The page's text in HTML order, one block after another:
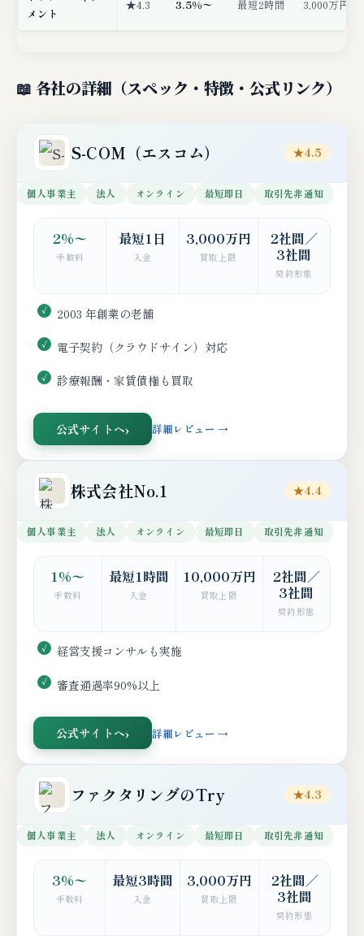
メント
★4.3 3.5%〜 最短2時間 3,000万円
📖 各社の詳細（スペック・特徴・公式リンク）
S-COM（エスコム） ★4.5
個人事業主 法人 オンライン 最短即日 取引先非通知
2%〜
手数料
最短1日
入金
3,000万円
買取上限
2社間／
3社間
契約形態
2003 年創業の老舗
電子契約（クラウドサイン）対応
診療報酬・家賃債権も買取
公式サイトへ 詳細レビュー →
株式会社No.1 ★4.4
個人事業主 法人 オンライン 最短即日 取引先非通知
1%〜
手数料
最短1時間
入金
10,000万円
買取上限
2社間／
3社間
契約形態
経営支援コンサルも実施
審査通過率90%以上
公式サイトへ 詳細レビュー →
ファクタリングのTry ★4.3
個人事業主 法人 オンライン 最短即日 取引先非通知
3%〜
手数料
最短3時間
入金
3,000万円
買取上限
2社間／
3社間
契約形態